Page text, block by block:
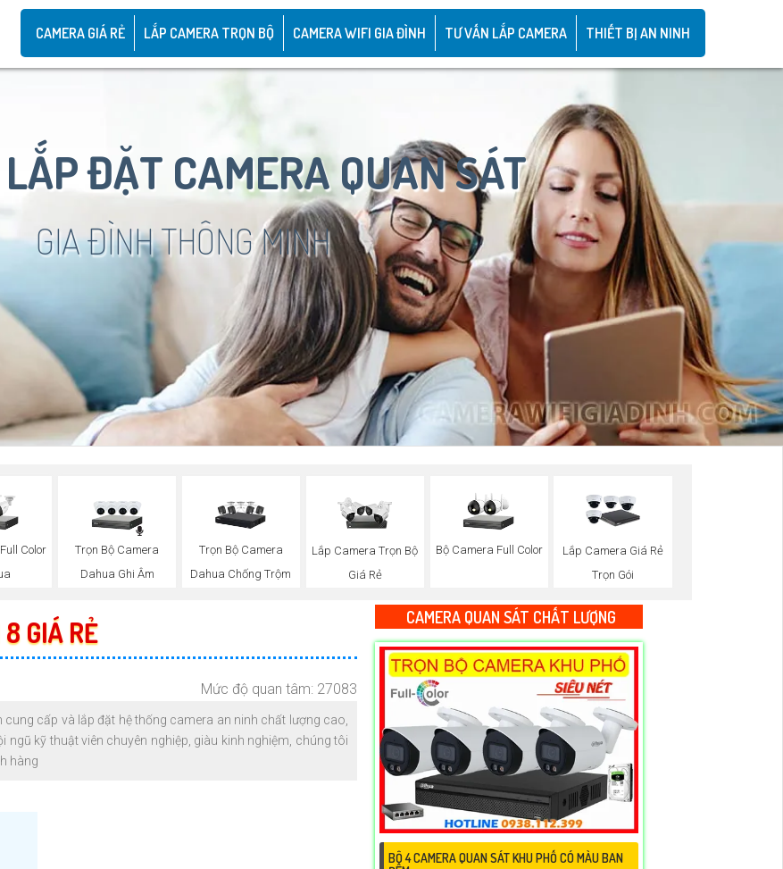
CAMERA GIÁ RẺ LẮP CAMERA TRỌN BỘ CAMERA WIFI GIA ĐÌNH TƯ VẤN LẮP CAMERA THIẾT BỊ AN NINH
ĐẶT CAMERA QUAN SÁT
GIA ĐÌNH THÔNG MINH
Color
Trọn Bộ Camera
Dahua Ghi Âm
Trọn Bộ Camera
Dahua Chống Trộm
Lắp Camera Trọn Bộ
Giá Rẻ
Bộ Camera Full Color
Lắp Camera Giá Rẻ
Trọn Gói
GIÁ RẺ
Mức độ quan tâm: 27083
cấp và lắp đặt hệ thống camera an ninh chất lượng cao,
kỹ thuật viên chuyên nghiệp, giàu kinh nghiệm, chúng tôi
hàng
CAMERA QUAN SÁT CHẤT LƯỢNG
BỘ 4 CAMERA QUAN SÁT KHU PHỐ CÓ MÀU BAN